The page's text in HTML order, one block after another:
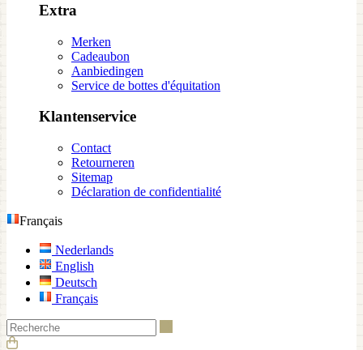
Extra
Merken
Cadeaubon
Aanbiedingen
Service de bottes d'équitation
Klantenservice
Contact
Retourneren
Sitemap
Déclaration de confidentialité
Français
Nederlands
English
Deutsch
Français